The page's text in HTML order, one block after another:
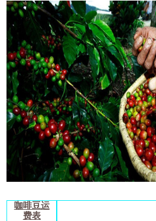
咖啡豆运
费表